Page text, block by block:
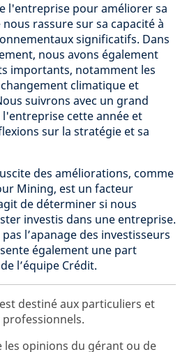
l'entreprise pour améliorer sa
rassure sur sa capacité à
significatifs. Dans
nous avons également
importants, notamment les
climatique et
suivrons avec un grand
cette année et
sur la stratégie et sa
des améliorations, comme
Mining, est un facteur
de déterminer si nous
investis dans une entreprise.
l’apanage des investisseurs
également une part
l’équipe Crédit.
destiné aux particuliers et
les opinions du gérant ou de